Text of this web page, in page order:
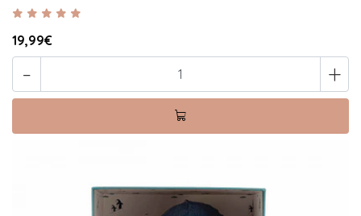
19,99€
- +